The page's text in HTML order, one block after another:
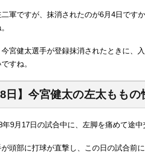
軍ですが、抹消されたのが6月4日です
宮健太選手が登録抹消されたときに、
すね。
日】今宮健太の左太ももの
9月17日の試合中に、左脚を痛めて途
頭部に打球が直撃し、この日の試合前